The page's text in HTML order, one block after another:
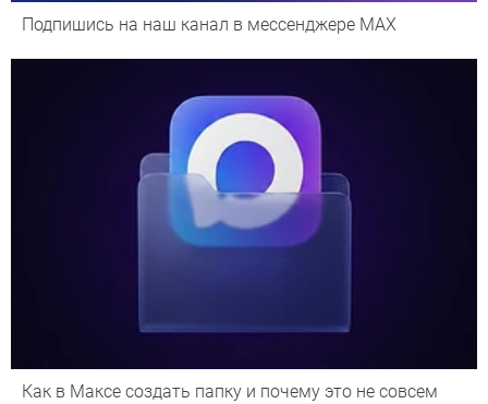
Подпишись на наш канал в мессенджере МАХ
Как в Максе создать папку и почему это не совсем